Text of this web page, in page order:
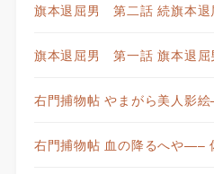
旗本退屈男 第二話 続旗本
旗本退屈男 第一話 旗本退
右門捕物帖 やまがら美人影
右門捕物帖 血の降るへや—–